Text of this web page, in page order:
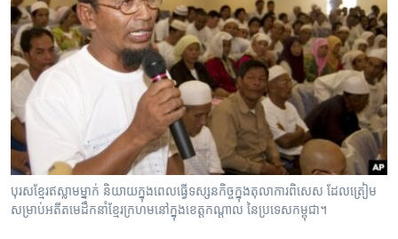
និង​
ចូល​
ទៅ​
ទំព័រ​
សម្ព័ន្ធ​
រំលង​
ទៅ​
ទូរទស្សន៍ / វីដេអូ​
វិទ្យុ / ផតខាសថ៍
កម្មវិធីទាំងអស់
Khmer English
បណ្តាញ​សង្គម
បុរស​ខ្មែរ​ឥស្លាម​ម្នាក់ និយាយ​ក្នុង​ពេល​ធ្វើ​ទស្សនកិច្ច​ក្នុង​តុលាការ​ពិសេស ដែល​ត្រៀម​
សម្រាប់​អតីត​មេដឹកនាំ​ខ្មែរក្រហម​នៅ​ក្នុង​ខេត្តកណ្តាល នៃ​ប្រទេស​កម្ពុជា។